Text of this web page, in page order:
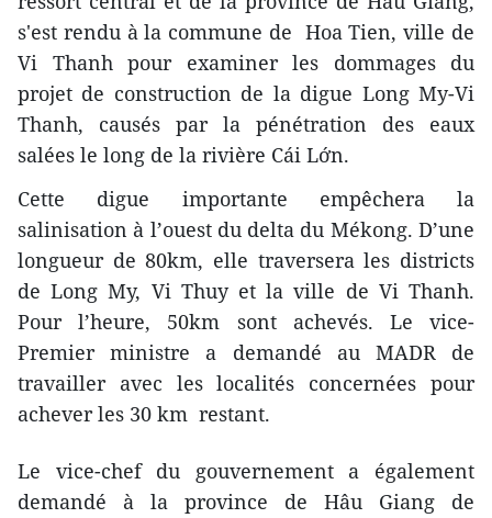
s'est rendu ​​à la commune de Hoa Tien, ville de
Vi Thanh pour examiner les dommages du
projet de construction de la digue Long My-Vi
Thanh, causés par l​a pénétration des eaux
salées ​le long de la rivière Cái Lớn.
Cette digue importante empêchera la
salinisation à l’​ouest du delta du Mékong. D’une
longueur de 80km, elle traversera les districts
de Long My, Vi Thuy et la ville de Vi Thanh.
Pour l’heure, 50km sont achevés. Le vice-
Premier ministre a demandé ​au MADR ​de
travailler avec les localités concernées pour
achever les 30 km restant.
Le vice-chef du gouvernement a également
demandé à la province de Hâu Giang ​de